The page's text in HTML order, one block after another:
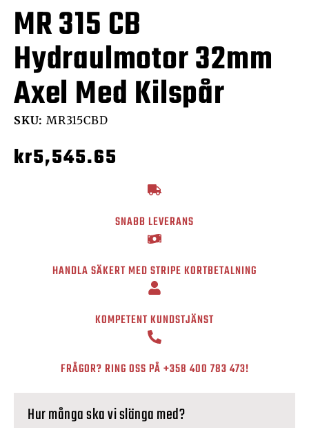
MR 315 CB
Hydraulmotor 32mm
Axel Med Kilspår
SKU: MR315CBD
kr5,545.65
SNABB LEVERANS
HANDLA SÄKERT MED STRIPE KORTBETALNING
KOMPETENT KUNDSTJÄNST
FRÅGOR? RING OSS PÅ+358 400 783 473!
Hur många ska vi slänga med?